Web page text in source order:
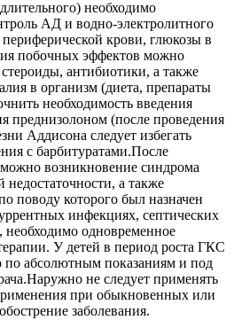
необходимо
АД и водно-электролитного
крови, глюкозы в
побочных эффектов можно
антибиотики, а также
в организм (диета, препараты
необходимость введения
преднизолоном (после проведения
Аддисона следует избегать
с барбитуратами.После
возникновение синдрома
а также
поводу которого был назначен
инфекциях, септических
необходимо одновременное
У детей в период роста ГКС
по абсолютным показаниям и под
не следует применять
при обыкновенных или
заболевания.